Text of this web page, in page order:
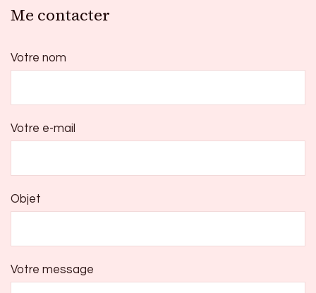
Me contacter
Votre nom
Votre e-mail
Objet
Votre message